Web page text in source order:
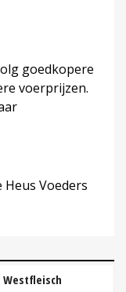
goedkopere
voerprijzen.
Voeders